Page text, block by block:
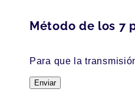
Método de los 7
Para que la
Enviar